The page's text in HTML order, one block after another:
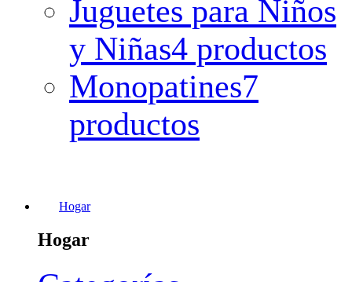
Juguetes para Niños
y Niñas4 productos
Monopatines7
productos
Hogar
Hogar